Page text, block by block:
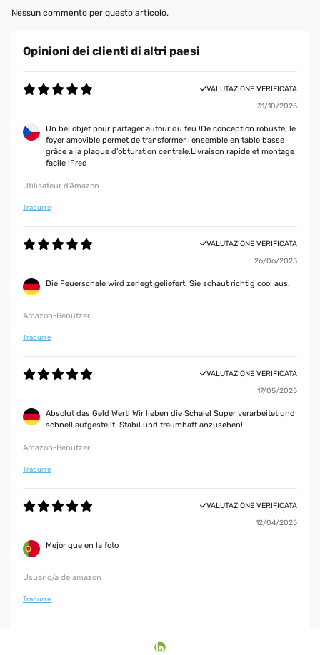
Nessun commento per questo articolo.
Opinioni dei clienti di altri paesi
VALUTAZIONE VERIFICATA
31/10/2025
Un bel objet pour partager autour du feu !De conception robuste, le
foyer amovible permet de transformer l’ensemble en table basse
grâce a la plaque d’obturation centrale.Livraison rapide et montage
facile !Fred
Utilisateur d'Amazon
Tradurre
VALUTAZIONE VERIFICATA
26/06/2025
Die Feuerschale wird zerlegt geliefert. Sie schaut richtig cool aus.
Amazon-Benutzer
Tradurre
VALUTAZIONE VERIFICATA
17/05/2025
Absolut das Geld Wert! Wir lieben die Schale! Super verarbeitet und
schnell aufgestellt. Stabil und traumhaft anzusehen!
Amazon-Benutzer
Tradurre
VALUTAZIONE VERIFICATA
12/04/2025
Mejor que en la foto
Usuario/a de amazon
Tradurre